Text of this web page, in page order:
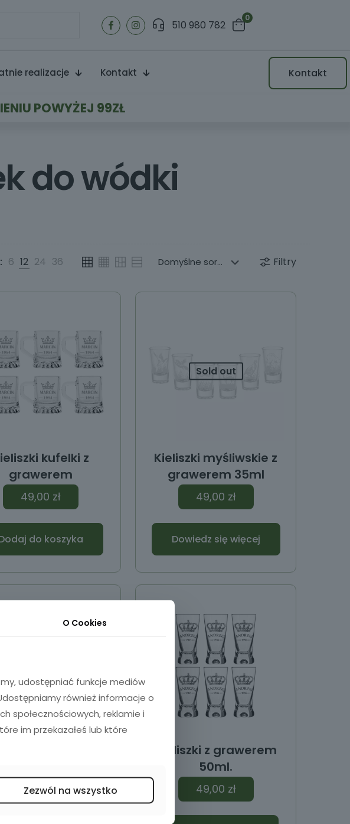
510 980 782
0
realizacje Kontakt Kontakt
POWYŻEJ 99ZŁ
do wódki
6 12 24 36 Filtry
kufelki z
grawerem
49,00 zł
do koszyka
Sold out
Kieliszki myśliwskie z
grawerem 35ml
49,00 zł
Dowiedz się więcej
55,00zł
Kieliszki z grawerem
50ml.
49,00 zł
O Cookies
udostępniać funkcje mediów
również informacje o
społecznościowych, reklamie i
im przekazałeś lub które
Zezwól na wszystko